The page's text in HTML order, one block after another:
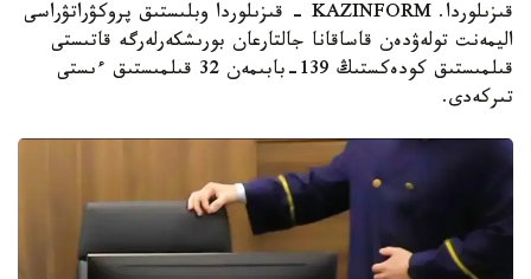
قىزىلوردا. KAZINFORM - قىزىلوردا وبلىستىق پروكۋراتۋراسى
اليمەنت تولەۋدەن قاساقانا جالتارعان بورىشكەرلەرگە قاتىستى
قىلمىستىق كودەكستىڭ 139-بابىمەن 32 قىلمىستىق ءىستى
تىركەدى.